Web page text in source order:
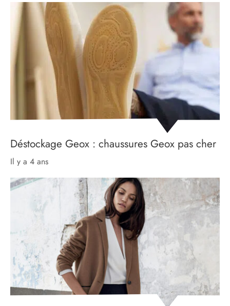
Déstockage Geox : chaussures Geox pas cher
il y a 4 ans